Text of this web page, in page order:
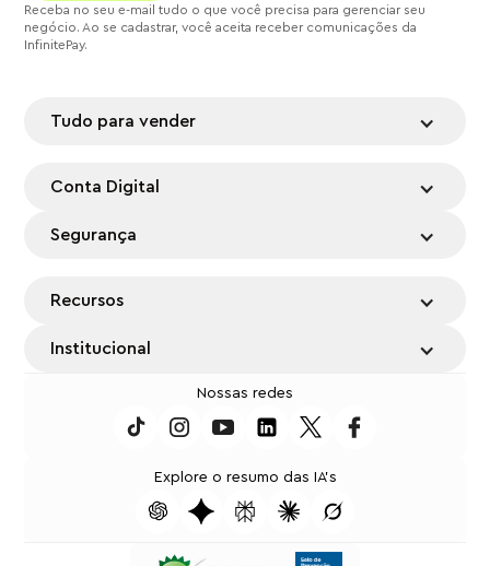
Tudo para vender
Conta Digital
Segurança
Recursos
Institucional
Receba no seu e-mail tudo o que você precisa para gerenciar seu
negócio. Ao se cadastrar, você aceita receber comunicações da
InfinitePay.
Nossas redes
Explore o resumo das IA's